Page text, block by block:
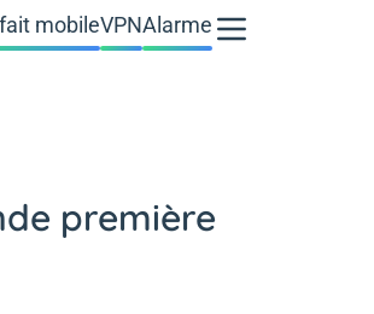
mobileVPNAlarme
première